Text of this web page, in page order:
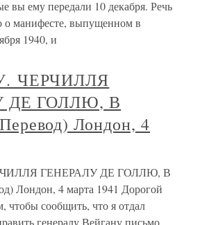
вы ему передали 10 декабря. Речь
о манифесте, выпущенном в
1940, и
ЧЕРЧИЛЛЯ
ДЕ ГОЛЛЮ, В
Лондон, 4
ГЕНЕРАЛУ ДЕ ГОЛЛЮ, В
Лондон, 4 марта 1941 Дорогой
чтобы сообщить, что я отдал
генералу Вейгану письмо,